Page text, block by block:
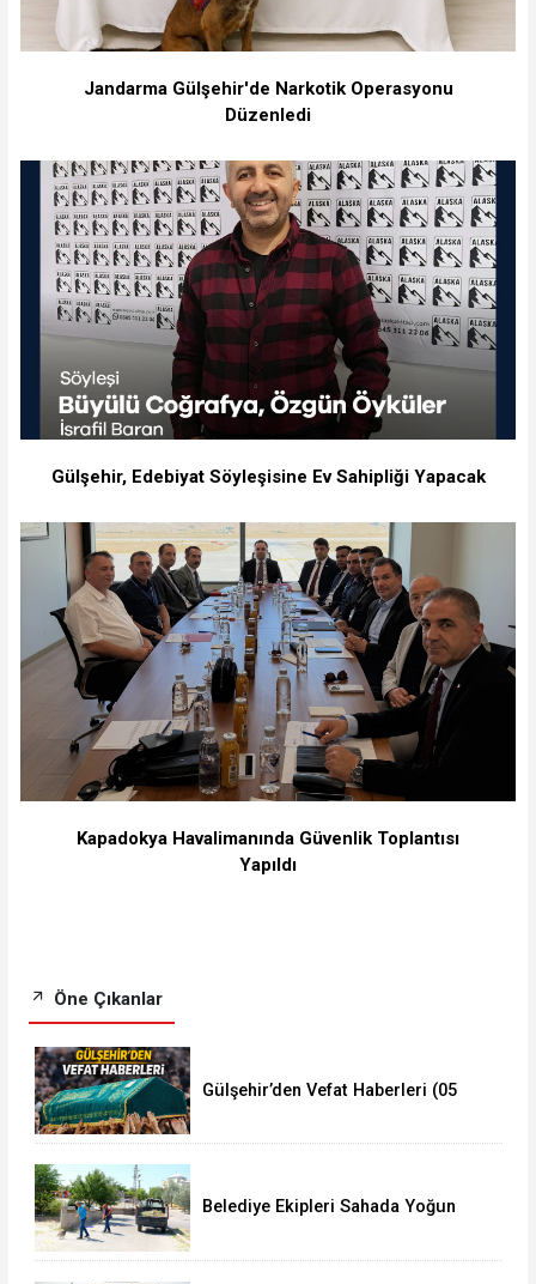
Jandarma Gülşehir'de Narkotik Operasyonu
Düzenledi
Gülşehir, Edebiyat Söyleşisine Ev Sahipliği Yapacak
Kapadokya Havalimanında Güvenlik Toplantısı
Yapıldı
Öne Çıkanlar
Gülşehir’den Vefat Haberleri (05
Belediye Ekipleri Sahada Yoğun